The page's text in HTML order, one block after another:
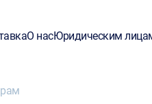
О насЮридическим